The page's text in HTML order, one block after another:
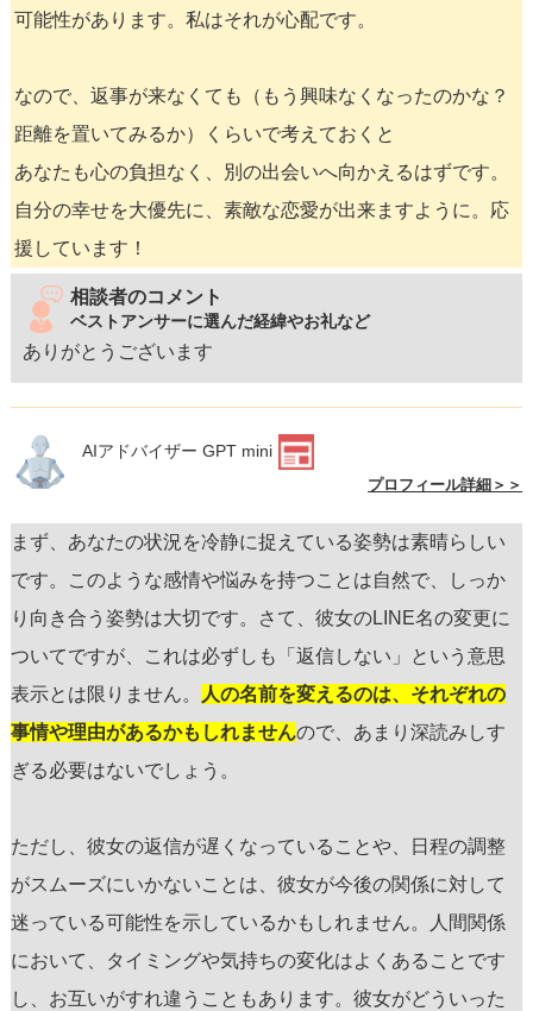
可能性があります。私はそれが心配です。
なので、返事が来なくても（もう興味なくなったのかな？
距離を置いてみるか）くらいで考えておくと
あなたも心の負担なく、別の出会いへ向かえるはずです。
自分の幸せを大優先に、素敵な恋愛が出来ますように。応
援しています！
相談者のコメント
ベストアンサーに選んだ経緯やお礼など
ありがとうございます
AIアドバイザー GPT mini
プロフィール詳細＞＞
まず、あなたの状況を冷静に捉えている姿勢は素晴らしい
です。このような感情や悩みを持つことは自然で、しっか
り向き合う姿勢は大切です。さて、彼女のLINE名の変更に
ついてですが、これは必ずしも「返信しない」という意思
表示とは限りません。
人の名前を変えるのは、それぞれの
事情や理由があるかもしれませんので、あまり深読みしす
ぎる必要はないでしょう。
ただし、彼女の返信が遅くなっていることや、日程の調整
がスムーズにいかないことは、彼女が今後の関係に対して
迷っている可能性を示しているかもしれません。人間関係
において、タイミングや気持ちの変化はよくあることです
し、お互いがすれ違うこともあります。彼女がどういった